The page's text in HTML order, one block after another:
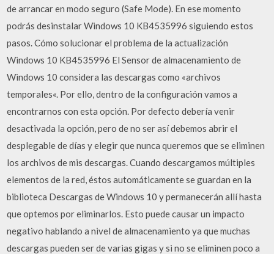
de arrancar en modo seguro (Safe Mode). En ese momento
podrás desinstalar Windows 10 KB4535996 siguiendo estos
pasos. Cómo solucionar el problema de la actualización
Windows 10 KB4535996 El Sensor de almacenamiento de
Windows 10 considera las descargas como «archivos
temporales«. Por ello, dentro de la configuración vamos a
encontrarnos con esta opción. Por defecto debería venir
desactivada la opción, pero de no ser así debemos abrir el
desplegable de días y elegir que nunca queremos que se eliminen
los archivos de mis descargas. Cuando descargamos múltiples
elementos de la red, éstos automáticamente se guardan en la
biblioteca Descargas de Windows 10 y permanecerán allí hasta
que optemos por eliminarlos. Esto puede causar un impacto
negativo hablando a nivel de almacenamiento ya que muchas
descargas pueden ser de varias gigas y si no se eliminen poco a